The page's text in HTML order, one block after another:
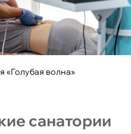
«Голубая волна»
санатории